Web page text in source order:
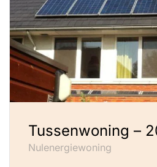
Tussenwoning –
Nulenergiewoning